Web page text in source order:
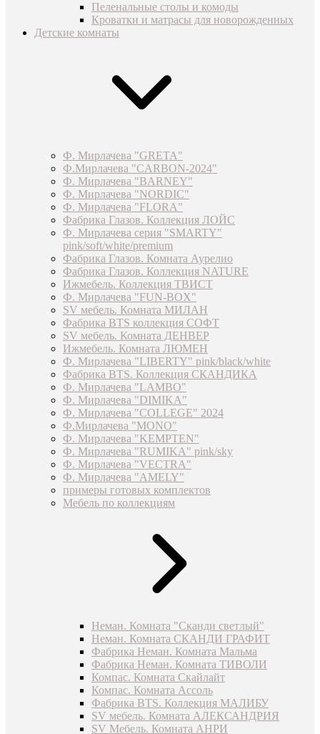
Пеленальные столы и комоды
Кроватки и матрасы для новорожденных
Детские комнаты
Ф. Мирлачева "GRETA"
Ф.Мирлачева "CARBON-2024"
Ф. Мирлачева "BARNEY"
Ф. Мирлачева "NORDIC"
Ф. Мирлачева "FLORA"
Фабрика Глазов. Коллекция ЛОЙС
Ф. Мирлачева серия "SMARTY"
pink/soft/white/premium
Фабрика Глазов. Комната Аурелио
Фабрика Глазов. Коллекция NATURE
Ижмебель. Коллекция ТВИСТ
Ф. Мирлачева "FUN-BOX"
SV мебель. Комната МИЛАН
Фабрика BTS коллекция СОФТ
SV мебель. Комната ДЕНВЕР
Ижмебель. Комната ЛЮМЕН
Ф. Мирлачева "LIBERTY" pink/black/white
Фабрика BTS. Коллекция СКАНДИКА
Ф. Мирлачева "LAMBO"
Ф. Мирлачева "DIMIKA"
Ф. Мирлачева "COLLEGE" 2024
Ф.Мирлачева "MONO"
Ф. Мирлачева "KEMPTEN"
Ф. Мирлачева "RUMIKA" pink/sky
Ф. Мирлачева "VECTRA"
Ф. Мирлачева "AMELY"
примеры готовых комплектов
Мебель по коллекциям
Неман. Комната "Сканди светлый"
Неман. Комната СКАНДИ ГРАФИТ
Фабрика Неман. Комната Мальма
Фабрика Неман. Комната ТИВОЛИ
Компас. Комната Скайлайт
Компас. Комната Ассоль
Фабрика BTS. Коллекция МАЛИБУ
SV мебель. Комната АЛЕКСАНДРИЯ
SV Мебель. Комната АНРИ